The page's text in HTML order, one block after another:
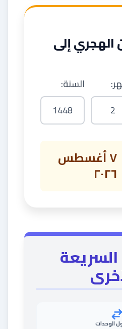
إلى
السنة:
٧ أغسطس
٢٠٢٦
السريعة
الوحدات